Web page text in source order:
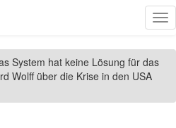
System hat keine Lösung für das
Wolff über die Krise in den USA